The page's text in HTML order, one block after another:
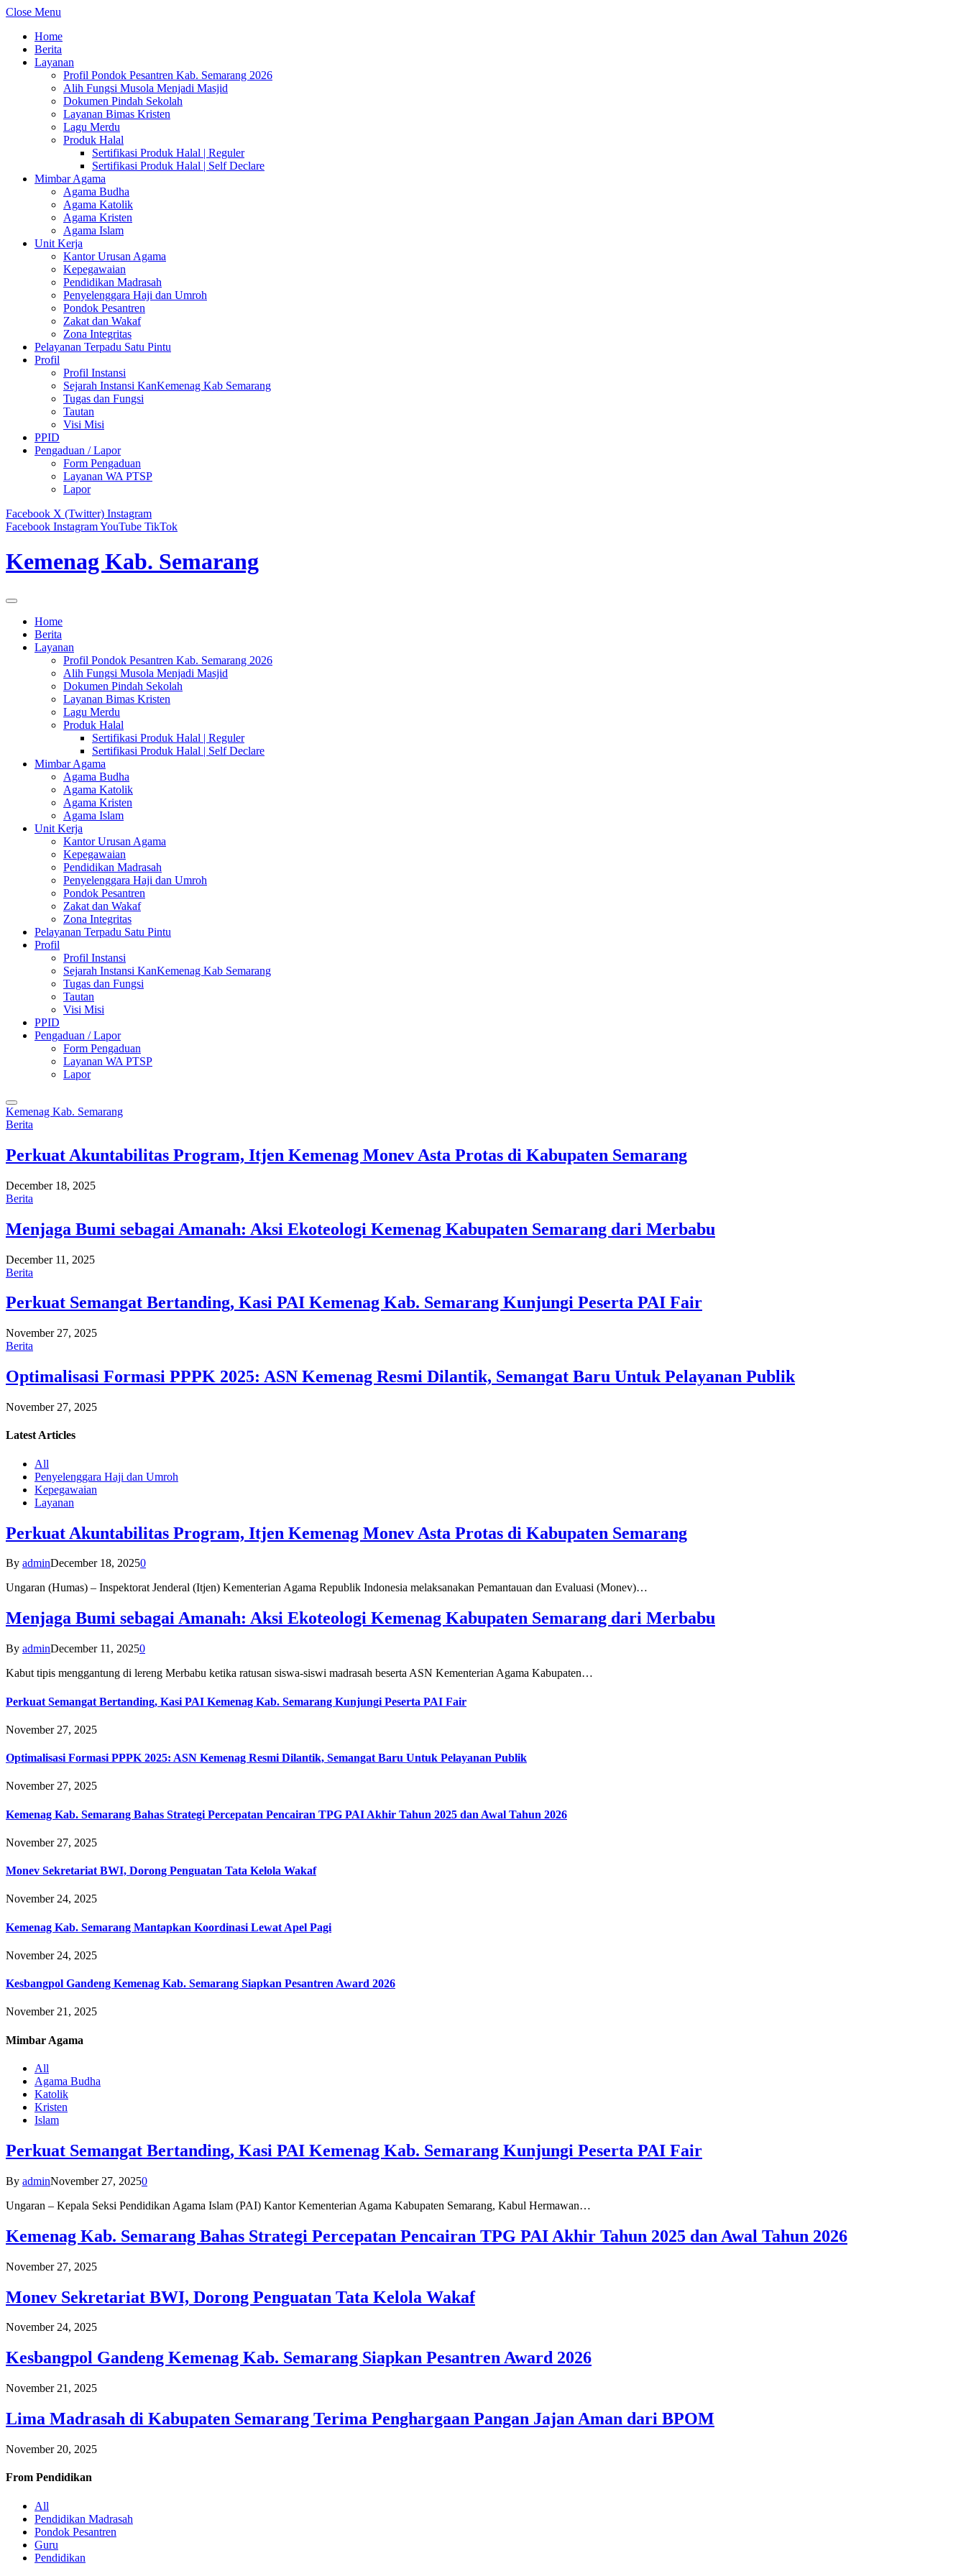
Close Menu
Home
Berita
Layanan
Profil Pondok Pesantren Kab. Semarang 2026
Alih Fungsi Musola Menjadi Masjid
Dokumen Pindah Sekolah
Layanan Bimas Kristen
Lagu Merdu
Produk Halal
Sertifikasi Produk Halal | Reguler
Sertifikasi Produk Halal | Self Declare
Mimbar Agama
Agama Budha
Agama Katolik
Agama Kristen
Agama Islam
Unit Kerja
Kantor Urusan Agama
Kepegawaian
Pendidikan Madrasah
Penyelenggara Haji dan Umroh
Pondok Pesantren
Zakat dan Wakaf
Zona Integritas
Pelayanan Terpadu Satu Pintu
Profil
Profil Instansi
Sejarah Instansi KanKemenag Kab Semarang
Tugas dan Fungsi
Tautan
Visi Misi
PPID
Pengaduan / Lapor
Form Pengaduan
Layanan WA PTSP
Lapor
Facebook X (Twitter) Instagram
Facebook InstagramYouTube TikTok
Kemenag Kab. Semarang
Home
Berita
Layanan
Profil Pondok Pesantren Kab. Semarang 2026
Alih Fungsi Musola Menjadi Masjid
Dokumen Pindah Sekolah
Layanan Bimas Kristen
Lagu Merdu
Produk Halal
Sertifikasi Produk Halal | Reguler
Sertifikasi Produk Halal | Self Declare
Mimbar Agama
Agama Budha
Agama Katolik
Agama Kristen
Agama Islam
Unit Kerja
Kantor Urusan Agama
Kepegawaian
Pendidikan Madrasah
Penyelenggara Haji dan Umroh
Pondok Pesantren
Zakat dan Wakaf
Zona Integritas
Pelayanan Terpadu Satu Pintu
Profil
Profil Instansi
Sejarah Instansi KanKemenag Kab Semarang
Tugas dan Fungsi
Tautan
Visi Misi
PPID
Pengaduan / Lapor
Form Pengaduan
Layanan WA PTSP
Lapor
Kemenag Kab. Semarang
Berita
Perkuat Akuntabilitas Program, Itjen Kemenag Monev Asta Protas di Kabupaten Semarang
December 18, 2025
Berita
Menjaga Bumi sebagai Amanah: Aksi Ekoteologi Kemenag Kabupaten Semarang dari Merbabu
December 11, 2025
Berita
Perkuat Semangat Bertanding, Kasi PAI Kemenag Kab. Semarang Kunjungi Peserta PAI Fair
November 27, 2025
Berita
Optimalisasi Formasi PPPK 2025: ASN Kemenag Resmi Dilantik, Semangat Baru Untuk Pelayanan Publik
November 27, 2025
Latest Articles
All
Penyelenggara Haji dan Umroh
Kepegawaian
Layanan
Perkuat Akuntabilitas Program, Itjen Kemenag Monev Asta Protas di Kabupaten Semarang
By adminDecember 18, 20250
Ungaran (Humas) – Inspektorat Jenderal (Itjen) Kementerian Agama Republik Indonesia melaksanakan Pemantauan dan Evaluasi (Monev)…
Menjaga Bumi sebagai Amanah: Aksi Ekoteologi Kemenag Kabupaten Semarang dari Merbabu
By adminDecember 11, 20250
Kabut tipis menggantung di lereng Merbabu ketika ratusan siswa-siswi madrasah beserta ASN Kementerian Agama Kabupaten…
Perkuat Semangat Bertanding, Kasi PAI Kemenag Kab. Semarang Kunjungi Peserta PAI Fair
November 27, 2025
Optimalisasi Formasi PPPK 2025: ASN Kemenag Resmi Dilantik, Semangat Baru Untuk Pelayanan Publik
November 27, 2025
Kemenag Kab. Semarang Bahas Strategi Percepatan Pencairan TPG PAI Akhir Tahun 2025 dan Awal Tahun 2026
November 27, 2025
Monev Sekretariat BWI, Dorong Penguatan Tata Kelola Wakaf
November 24, 2025
Kemenag Kab. Semarang Mantapkan Koordinasi Lewat Apel Pagi
November 24, 2025
Kesbangpol Gandeng Kemenag Kab. Semarang Siapkan Pesantren Award 2026
November 21, 2025
Mimbar Agama
All
Agama Budha
Katolik
Kristen
Islam
Perkuat Semangat Bertanding, Kasi PAI Kemenag Kab. Semarang Kunjungi Peserta PAI Fair
By adminNovember 27, 20250
Ungaran – Kepala Seksi Pendidikan Agama Islam (PAI) Kantor Kementerian Agama Kabupaten Semarang, Kabul Hermawan…
Kemenag Kab. Semarang Bahas Strategi Percepatan Pencairan TPG PAI Akhir Tahun 2025 dan Awal Tahun 2026
November 27, 2025
Monev Sekretariat BWI, Dorong Penguatan Tata Kelola Wakaf
November 24, 2025
Kesbangpol Gandeng Kemenag Kab. Semarang Siapkan Pesantren Award 2026
November 21, 2025
Lima Madrasah di Kabupaten Semarang Terima Penghargaan Pangan Jajan Aman dari BPOM
November 20, 2025
From Pendidikan
All
Pendidikan Madrasah
Pondok Pesantren
Guru
Pendidikan